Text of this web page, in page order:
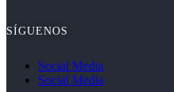
SÍGUENOS
Social Media
Social Media